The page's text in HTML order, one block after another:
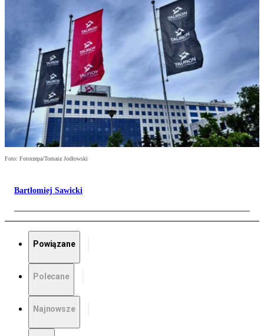
Foto: Fotorzepa/Tomasz Jodłowski
Bartłomiej Sawicki
Powiązane
Polecane
Najnowsze